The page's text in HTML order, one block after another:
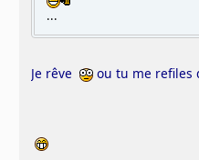
...
Je rêve ou tu me